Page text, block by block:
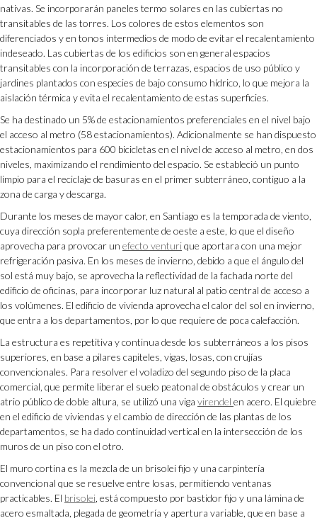
nativas. Se incorporarán paneles termo solares en las cubiertas no
transitables de las torres. Los colores de estos elementos son
diferenciados y en tonos intermedios de modo de evitar el recalentamiento
indeseado. Las cubiertas de los edificios son en general espacios
transitables con la incorporación de terrazas, espacios de uso público y
jardines plantados con especies de bajo consumo hídrico, lo que mejora la
aislación térmica y evita el recalentamiento de estas superficies.
Se ha destinado un 5% de estacionamientos preferenciales en el nivel bajo
el acceso al metro (58 estacionamientos). Adicionalmente se han dispuesto
estacionamientos para 600 bicicletas en el nivel de acceso al metro, en dos
niveles, maximizando el rendimiento del espacio. Se estableció un punto
limpio para el reciclaje de basuras en el primer subterráneo, contiguo a la
zona de carga y descarga.
Durante los meses de mayor calor, en Santiago es la temporada de viento,
cuya dirección sopla preferentemente de oeste a este, lo que el diseño
aprovecha para provocar un efecto venturique aportara con una mejor
refrigeración pasiva. En los meses de invierno, debido a que el ángulo del
sol está muy bajo, se aprovecha la reflectividad de la fachada norte del
edificio de oficinas, para incorporar luz natural al patio central de acceso a
los volúmenes. El edificio de vivienda aprovecha el calor del sol en invierno,
que entra a los departamentos, por lo que requiere de poca calefacción.
La estructura es repetitiva y continua desde los subterráneos a los pisos
superiores, en base a pilares capiteles, vigas, losas, con crujías
convencionales. Para resolver el voladizo del segundo piso de la placa
comercial, que permite liberar el suelo peatonal de obstáculos y crear un
atrio público de doble altura, se utilizó una viga virendel en acero. El quiebre
en el edificio de viviendas y el cambio de dirección de las plantas de los
departamentos, se ha dado continuidad vertical en la intersección de los
muros de un piso con el otro.
El muro cortina es la mezcla de un brisolei fijo y una carpintería
convencional que se resuelve entre losas, permitiendo ventanas
practicables. El brisolei, está compuesto por bastidor fijo y una lámina de
acero esmaltada, plegada de geometría y apertura variable, que en base a